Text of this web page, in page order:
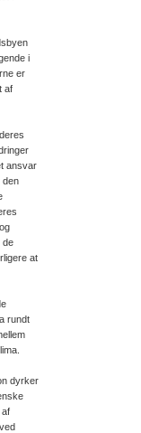
i
er
af
ansvar
den
de
at
rundt
dyrker
af